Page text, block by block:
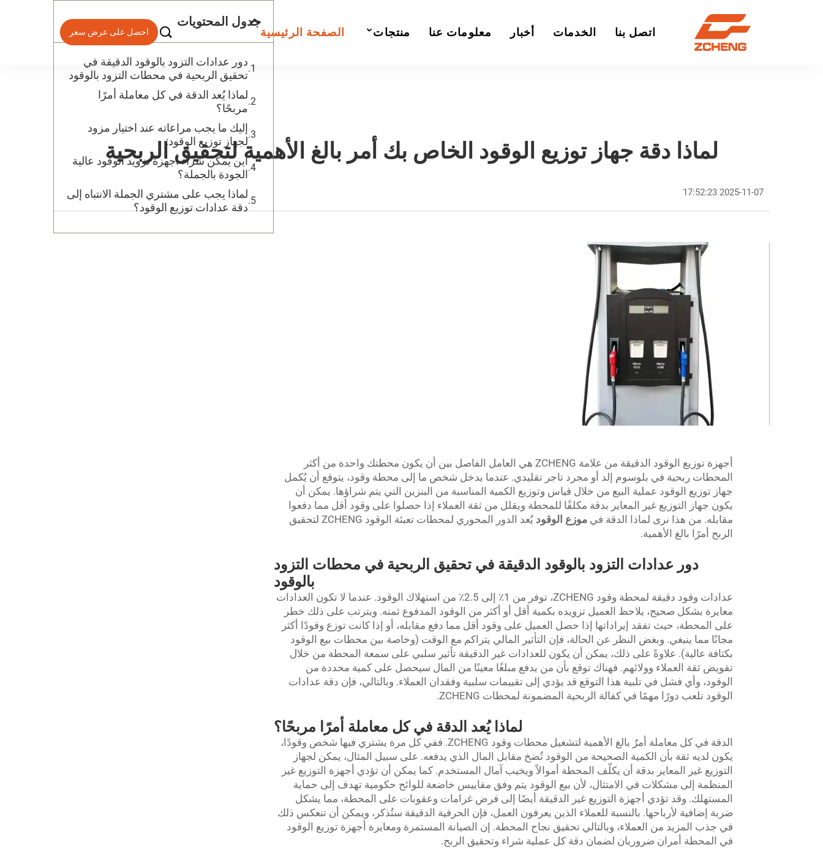
الصفحة الرئيسية منتجات معلومات عنا أخبار الخدمات اتصل بنا  احصل على عرض سعر
لماذا دقة جهاز توزيع الوقود الخاص بك أمر بالغ الأهمية لتحقيق الربحية
2025-11-07 17:52:23
أجهزة توزيع الوقود الدقيقة من علامة ZCHENG هي العامل الفاصل بين أن يكون محطتك واحدة من أكثر
المحطات ربحية في بلوسوم إلد أو مجرد تاجر تقليدي. عندما يدخل شخص ما إلى محطة وقود، يتوقع أن يُكمل
جهاز توزيع الوقود عملية البيع من خلال قياس وتوزيع الكمية المناسبة من البنزين التي يتم شراؤها. يمكن أن
يكون جهاز التوزيع غير المعاير بدقة مكلفًا للمحطة ويقلل من ثقة العملاء إذا حصلوا على وقود أقل مما دفعوا
مقابله. من هذا نرى لماذا الدقة في موزع الوقود
يُعد الدور المحوري لمحطات تعبئة الوقود ZCHENG لتحقيق
الربح أمرًا بالغ الأهمية.
دور عدادات التزود بالوقود الدقيقة في تحقيق الربحية في محطات التزود
بالوقود
عدادات وقود دقيقة لمحطة وقود ZCHENG، توفر من 1٪ إلى 2.5٪ من استهلاك الوقود. عندما لا تكون العدادات
معايرة بشكل صحيح، يلاحظ العميل تزويده بكمية أقل أو أكثر من الوقود المدفوع ثمنه. ويترتب على ذلك خطر
على المحطة، حيث تفقد إيراداتها إذا حصل العميل على وقود أقل مما دفع مقابله، أو إذا كانت توزع وقودًا أكثر
مجانًا مما ينبغي. وبغض النظر عن الحالة، فإن التأثير المالي يتراكم مع الوقت (وخاصة بين محطات بيع الوقود
بكثافة عالية). علاوةً على ذلك، يمكن أن يكون للعدادات غير الدقيقة تأثير سلبي على سمعة المحطة من خلال
تقويض ثقة العملاء وولائهم. فهناك توقع بأن من يدفع مبلغًا معينًا من المال سيحصل على كمية محددة من
الوقود، وأي فشل في تلبية هذا التوقع قد يؤدي إلى تقييمات سلبية وفقدان العملاء. وبالتالي، فإن دقة عدادات
الوقود تلعب دورًا مهمًا في كفالة الربحية المضمونة لمحطات ZCHENG.
لماذا يُعد الدقة في كل معاملة أمرًا مربحًا؟
الدقة في كل معاملة أمرٌ بالغ الأهمية لتشغيل محطات وقود ZCHENG. ففي كل مرة يشتري فيها شخص وقودًا،
يكون لديه ثقة بأن الكمية الصحيحة من الوقود تُضخ مقابل المال الذي يدفعه. على سبيل المثال، يمكن لجهاز
التوزيع غير المعاير بدقة أن يكلّف المحطة أموالاً ويخيب آمال المستخدم. كما يمكن أن تؤدي أجهزة التوزيع غير
المنظمة إلى مشكلات في الامتثال، لأن بيع الوقود يتم وفق مقاييس خاضعة للوائح حكومية تهدف إلى حماية
المستهلك. وقد تؤدي أجهزة التوزيع غير الدقيقة أيضًا إلى فرض غرامات وعقوبات على المحطة، مما يشكل
ضربة إضافية لأرباحها. بالنسبة للعملاء الذين يعرفون العمل، فإن الحرفية الدقيقة ستُذكر، ويمكن أن تنعكس ذلك
في جذب المزيد من العملاء، وبالتالي تحقيق نجاح المحطة. إن الصيانة المستمرة ومعايرة أجهزة توزيع الوقود
في المحطة أمران ضروريان لضمان دقة كل عملية شراء وتحقيق الربح.
جدول المحتويات
دور عدادات التزود بالوقود الدقيقة في
تحقيق الربحية في محطات التزود بالوقود
لماذا يُعد الدقة في كل معاملة أمرًا
مربحًا؟
إليك ما يجب مراعاته عند اختيار مزود
لجهاز توزيع الوقود:
أين يمكن شراء أجهزة تزويد الوقود عالية
الجودة بالجملة؟
لماذا يجب على مشتري الجملة الانتباه إلى
دقة عدادات توزيع الوقود؟